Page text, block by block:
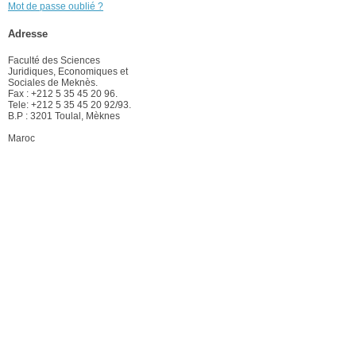
Mot de passe oublié ?
Adresse
Faculté des Sciences
Juridiques, Economiques et
Sociales de Meknès.
Fax : +212 5 35 45 20 96.
Tele: +212 5 35 45 20 92/93.
B.P : 3201 Toulal, Mèknes
Maroc